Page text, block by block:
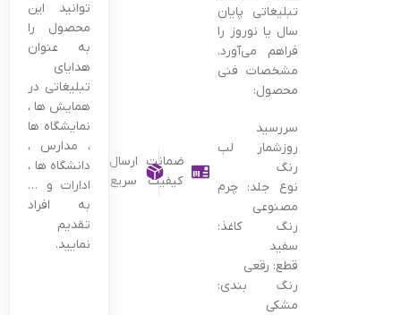
تبلیغاتی پایان
سال یا نوروز را
فراهم می‌آورد.
مشخصات فنی
محصول:
سررسید
روزشمار لب
رنگ
نوع جلد: چرم
مصنوعی
رنگ کاغذ:
سفید
قطع: رقعی
رنگ بندی:
مشکی
ضمانت
کیفیت
ارسال
سریع
توانید این
محصول را
به عنوان
هدایای
تبلیغاتی در
همایش ها ،
نمایشگاه ها
، مدارس ،
دانشگاه ها ،
ادارات و …
به افراد
تقدیم
نمایید.